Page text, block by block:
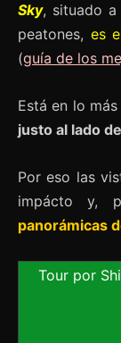
Sky, situado a
peatones, es
(guía de los
Está en lo
justo al lado
Por eso las
impácto y,
panorámicas
Tour por